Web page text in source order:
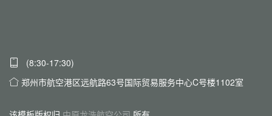
(8:30-17:30)
郑州市航空港区远航路63号国际贸易服务中心C号楼1102室